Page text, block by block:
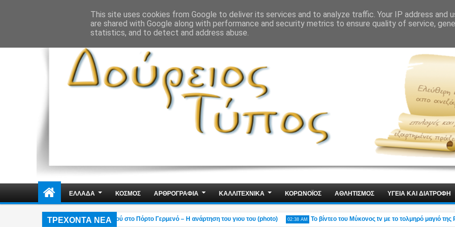
ΕΛΛΑΔΑ ΚΟΣΜΟΣ ΑΡΘΡΟΓΡΑΦΙΑ ΚΑΛΛΙΤΕΧΝΙΚΑ ΚΟΡΩΝΟΪΟΣ ΑΘΛΗΤΙΣΜΟΣ ΥΓΕΙΑ ΚΑΙ ΔΙΑΤΡΟΦΗ
ΤΡΕΧΟΝΤΑ ΝΕΑ
Στάχτη το εξοχικό του ηθοποιού στο Πόρτο Γερμενό – Η ανάρτηση του γιου του (photo) 02:38 AM Το βίντεο του Μύκονος tv με το τολμηρό μαγιό της Ρίας
This site uses cookies from Google to deliver its services and to analyze traffic. Your IP address and
are shared with Google along with performance and security metrics to ensure quality of service,
statistics, and to detect and address abuse.